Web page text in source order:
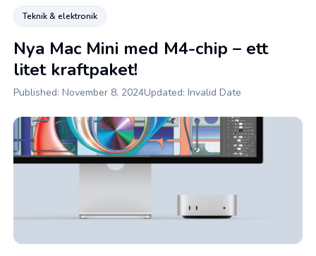
Teknik & elektronik
Nya Mac Mini med M4-chip – ett
litet kraftpaket!
Published: November 8, 2024Updated: Invalid Date